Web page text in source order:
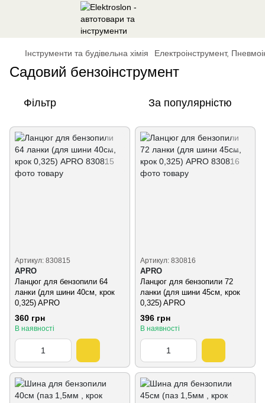
Інструменти та будівельна хімія Електроінструмент,
Садовий бензоінструмент
Фільтр За популярністю
Артикул: 830815
APRO
Ланцюг для бензопили 64
ланки (для шини 40см, крок
0,325) APRO
360 грн
В наявності
Артикул: 830816
APRO
Ланцюг для бензопили 72
ланки (для шини 45см, крок
0,325) APRO
396 грн
В наявності